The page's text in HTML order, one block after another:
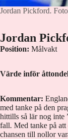
Jordan Pickford.
Jordan
Position: Målvakt
Värde inför
Kommentar:
med tanke på den
hittills så lär nog inte
fall. Med tanke på att
chansen till nollor